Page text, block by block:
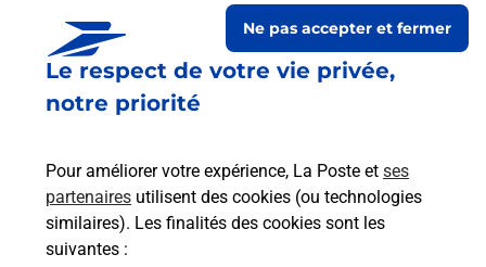
Le respect de votre vie privée,
notre priorité
Pour améliorer votre expérience, La Poste et ses
partenaires utilisent des cookies (ou technologies
similaires). Les finalités des cookies sont les
suivantes :
Ne pas accepter et fermer
Boîte aux lettres La Poste
Collecte du courrier aujourd'hui à
320 Route De Brulain
Saint Martin De Bernegoue
Itinéraire
Le lien s'ouvre dans un nouvel onglet